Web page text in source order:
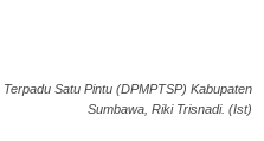
Satu Pintu (DPMPTSP) Kabupaten
Sumbawa, Riki Trisnadi. (Ist)